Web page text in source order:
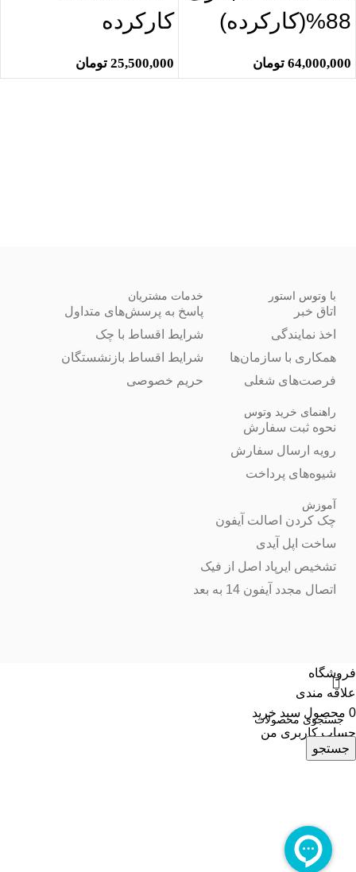
88%(کارکرده)
64,000,000 تومان
کارکرده
25,500,000 تومان
با وتوس استور
اتاق خبر
اخذ نمایندگی
همکاری با سازمان‌ها
فرصت‌های شغلی
خدمات مشتریان
پاسخ به پرسش‌های متداول
شرایط اقساط با چک
شرایط اقساط بازنشستگان
حریم خصوصی
راهنمای خرید وتوس
نحوه ثبت سفارش
رویه ارسال سفارش
شیوه‌های پرداخت
آموزش
چک کردن اصالت آیفون
ساخت اپل آیدی
تشخیص ایرپاد اصل از فیک
اتصال مجدد آیفون 14 به بعد
جستجو
فروشگاه
علاقه مندی
0 محصول سبد خرید
حساب کاربری من